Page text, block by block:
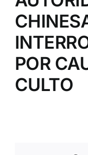
POR
CULTO